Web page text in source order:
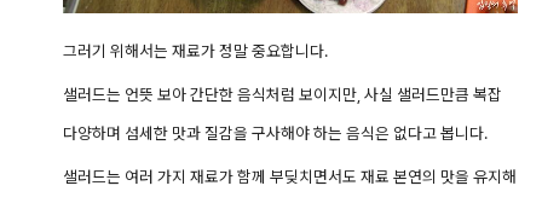
그러기 위해서는 재료가 정말 중요합니다.
샐러드는 언뜻 보아 간단한 음식처럼 보이지만, 사실 샐러드만큼 복잡
다양하며 섬세한 맛과 질감을 구사해야 하는 음식은 없다고 봅니다.
샐러드는 여러 가지 재료가 함께 부딪치면서도 재료 본연의 맛을 유지해